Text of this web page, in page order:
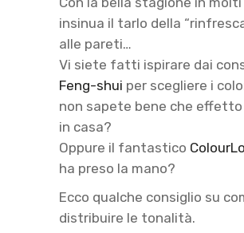
insinua il tarlo della
alle pareti…
Vi siete fatti ispirare dai
Feng-shui per scegliere i
non sapete bene che
in casa?
Oppure il fantastico
ha preso la mano?
Ecco qualche consiglio su
distribuire le tonalità.